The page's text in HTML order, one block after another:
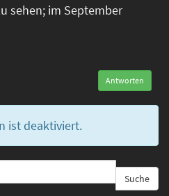
sehen; im September
Antworten
ist deaktiviert.
Suche